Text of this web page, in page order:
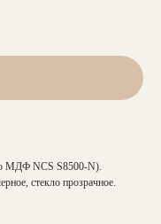
МДФ NCS S8500-N).
стекло прозрачное.